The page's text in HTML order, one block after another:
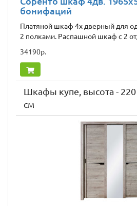
бонифаций
Платяной шкаф 4х дверный для
2 полками. Распашной шкаф с 2
34190р.
Шкафы купе, высота - 220
см